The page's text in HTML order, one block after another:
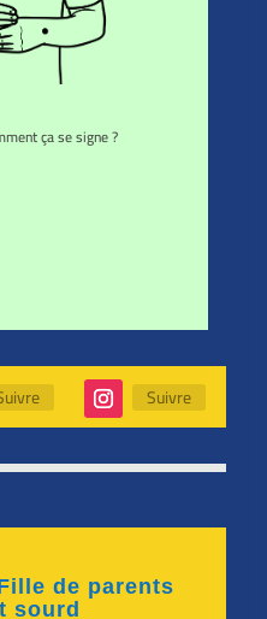
ça se signe ?
Suivre
de parents
sourd